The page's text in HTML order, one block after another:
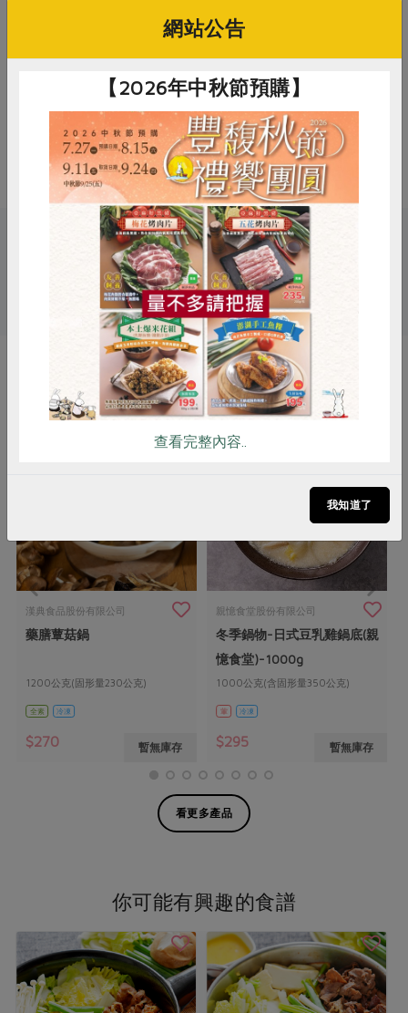
2. 本產品生產製程廠房，其設備或生
產管線有處理甲殼類、花生、芝麻、
鹽類及其製品
備註/
其他標示
非供即食, 應充分加熱
關鍵字
# 火鍋湯底 # 漢典 # 火鍋
你可能有興趣的產品
漢典食品股份有限公司
藥膳蕈菇鍋
1200公克(固形量230公克)
全素 冷凍
$270 暫無庫存
親憶食堂股份有限公司
冬季鍋物-日式豆乳雞鍋底(親
憶食堂)-1000g
1000公克(含固形量350公克)
葷 冷凍
$295 暫無庫存
看更多產品
你可能有興趣的食譜
RPET 食譜 減硝酸鹽
雞蛋 食安 共同購買
網站公告
【2026年中秋節預購】
查看完整內容..
我知道了